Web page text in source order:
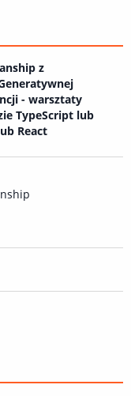
z
- warsztaty
TypeScript lub
React